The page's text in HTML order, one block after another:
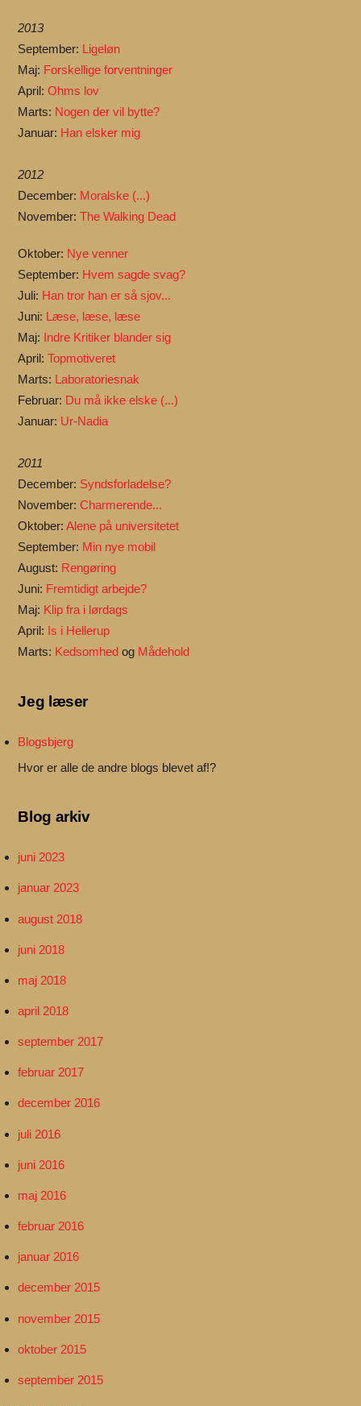
2013
September: Ligeløn
Maj: Forskellige forventninger
April:Ohms lov
Marts: Nogen der vil bytte?
Januar: Han elsker mig
2012
December: Moralske (...)
November:The Walking Dead
Oktober: Nye venner
September: Hvem sagde svag?
Juli: Han tror han er så sjov...
Juni: Læse, læse, læse
Maj: Indre Kritiker blander sig
April:Topmotiveret
Marts: Laboratoriesnak
Februar: Du må ikke elske (...)
Januar: Ur-Nadia
2011
December: Syndsforladelse?
November:Charmerende...
Oktober:Alene på universitetet
September: Min nye mobil
August: Rengøring
Juni: Fremtidigt arbejde?
Maj: Klip fra i lørdags
April: Is i Hellerup
Marts: Kedsomhed og Mådehold
Jeg læser
Blogsbjerg
Hvor er alle de andre blogs blevet af!?
Blog arkiv
juni 2023
januar 2023
august 2018
juni 2018
maj 2018
april 2018
september 2017
februar 2017
december 2016
juli 2016
juni 2016
maj 2016
februar 2016
januar 2016
december 2015
november 2015
oktober 2015
september 2015